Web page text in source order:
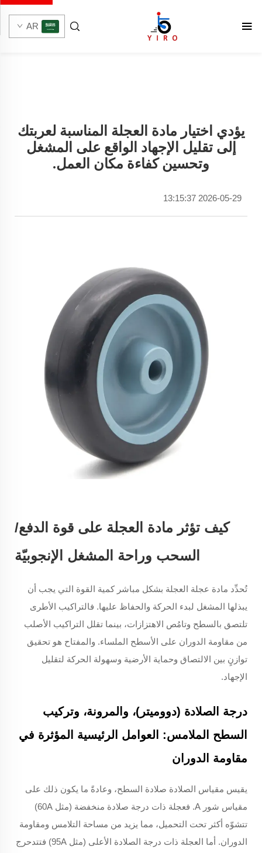
AR
يؤدي اختيار مادة العجلة المناسبة لعربتك
إلى تقليل الإجهاد الواقع على المشغل
وتحسين كفاءة مكان العمل.
2026-05-29 13:15:37
كيف تؤثر مادة العجلة على قوة الدفع/
السحب وراحة المشغل الإنجوبيّة
تُحدِّد مادة عجلة العجلة بشكل مباشر كمية القوة التي يجب أن
يبذلها المشغل لبدء الحركة والحفاظ عليها. فالتراكيب الأطرى
تلتصق بالسطح وتامُص الاهتزازات، بينما تقلل التراكيب الأصلب
من مقاومة الدوران على الأسطح الملساء. والمفتاح هو تحقيق
توازنٍ بين الالتصاق وحماية الأرضية وسهولة الحركة لتقليل
الإجهاد.
درجة الصلادة (دووميتر)، والمرونة، وتركيب
السطح الملامس: العوامل الرئيسية المؤثرة في
مقاومة الدوران
يقيس مقياس الصلادة صلادة السطح، وعادةً ما يكون ذلك على
مقياس شور A. فعجلة ذات درجة صلادة منخفضة (مثل 60A)
تتشوّه أكثر تحت التحميل، مما يزيد من مساحة التلامس ومقاومة
الدوران. أما العجلة ذات درجة الصلادة الأعلى (مثل 95A) فتتدحرج